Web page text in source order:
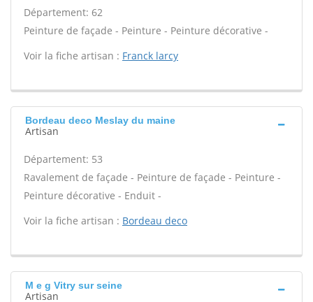
Département: 62
Peinture de façade - Peinture - Peinture décorative -
Voir la fiche artisan : Franck larcy
Bordeau deco Meslay du maine
Artisan
Département: 53
Ravalement de façade - Peinture de façade - Peinture -
Peinture décorative - Enduit -
Voir la fiche artisan : Bordeau deco
M e g Vitry sur seine
Artisan